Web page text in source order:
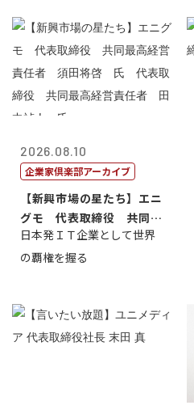
2026.08.10
企業家倶楽部アーカイブ
【新興市場の星たち】エニ
グモ 代表取締役 共同最
高経営責任者...
日本発ＩＴ企業として世界
の覇権を握る